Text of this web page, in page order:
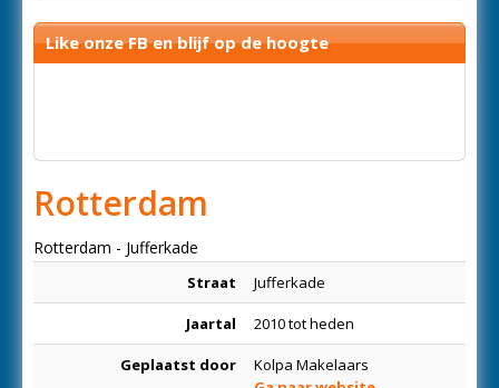
Like onze FB en blijf op de hoogte
Rotterdam
Rotterdam - Jufferkade
Straat Jufferkade
Jaartal 2010 tot heden
Geplaatst door
Kolpa Makelaars